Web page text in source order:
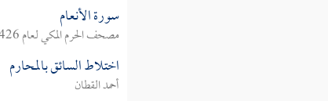
سورة الأنعام
مصحف الحرم المكي لعام 1426هـ
اختلاط السائق بالمحارم
أحمد القطان